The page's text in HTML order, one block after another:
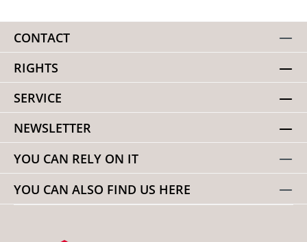
CONTACT
RIGHTS
SERVICE
NEWSLETTER
YOU CAN RELY ON IT
YOU CAN ALSO FIND US HERE